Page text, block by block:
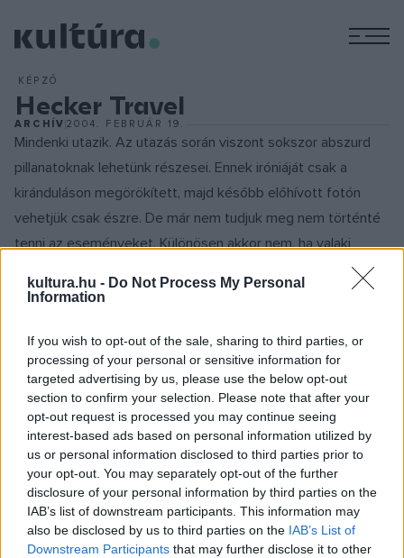
kultura.hu - Do Not Process My Personal
Information
If you wish to opt-out of the sale, sharing to third parties, or
processing of your personal or sensitive information for
targeted advertising by us, please use the below opt-out
section to confirm your selection. Please note that after your
opt-out request is processed you may continue seeing
interest-based ads based on personal information utilized by
us or personal information disclosed to third parties prior to
your opt-out. You may separately opt-out of the further
disclosure of your personal information by third parties on the
IAB’s list of downstream participants. This information may
also be disclosed by us to third parties on the IAB’s List of
Downstream Participants that may further disclose it to other
KÉPZŐ
Hecker Travel
ARCHÍV2004. FEBRUÁR 19.
Mindenki utazik. Az utazás során viszont sokszor abszurd
pillanatoknak lehetünk részesei. Ennek iróniáját csak a
kiránduláson megörökített, majd később előhívott fotón
vehetjük csak észre. De már nem tudjuk meg nem történté
tenni az eseményeket. Különösen akkor nem, ha valaki
kontextusból kiszakítva. Így lehet más is részese például
középkorú férfi úgy csinál a Hét-forrásnál, mintha gitározna,
vagy a Kisfiú kölcsönkutyával fényképeszkedik. "A
képmezőt uraló nagy síkfelületekről, az egynemű, nem
árnyékolt színekről, az elnagyolt, néhány vonallal jelzett
arcvonásokról, a beállításokban jellemző - a
gyerekrajzokhoz, a naiv vagy az egyiptomi művészethez
hasonló - frontalitásról és a tér reális viszonyait
leegyszerűsítő vagy éppen figyelmen kívül hagyó
megoldásokról van szó." Míg a tavaly bemutatott munkákon